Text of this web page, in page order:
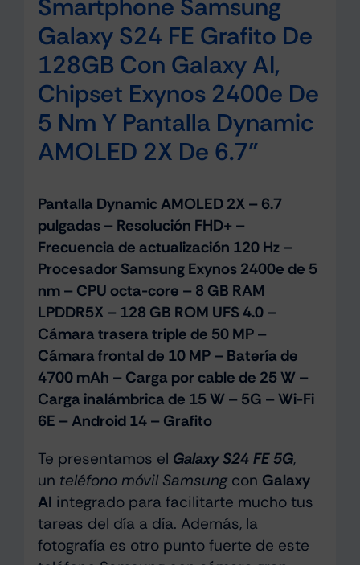
Smartphone Samsung
Galaxy S24 FE Grafito De
128GB Con Galaxy AI,
Chipset Exynos 2400e De
5 Nm Y Pantalla Dynamic
AMOLED 2X De 6.7”
Pantalla Dynamic AMOLED 2X – 6.7
pulgadas – Resolución FHD+ –
Frecuencia de actualización 120 Hz –
Procesador Samsung Exynos 2400e de 5
nm – CPU octa-core – 8 GB RAM
LPDDR5X – 128 GB ROM UFS 4.0 –
Cámara trasera triple de 50 MP –
Cámara frontal de 10 MP – Batería de
4700 mAh – Carga por cable de 25 W –
Carga inalámbrica de 15 W – 5G – Wi-Fi
6E – Android 14 – Grafito
Te presentamos el Galaxy S24 FE 5G,
un teléfono móvil Samsungcon Galaxy
AI integrado para facilitarte mucho tus
tareas del día a día. Además, la
fotografía es otro punto fuerte de este